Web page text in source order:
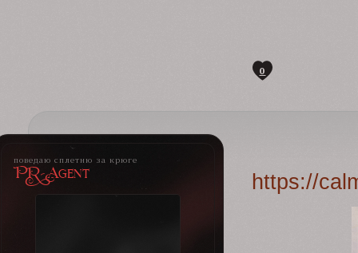
0
поведаю сплетню за крюге
PR-Agent https://